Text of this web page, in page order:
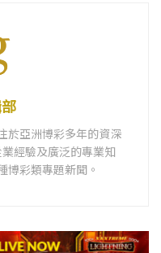
於亞洲博彩多年的資深
經驗及廣泛的專業知
博彩類專題新聞。